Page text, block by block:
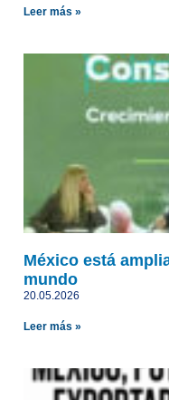
Leer más »
México está
mundo
20.05.2026
Leer más »